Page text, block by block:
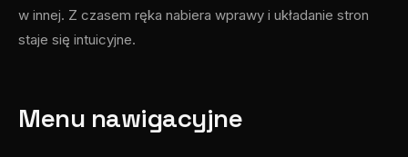
w innej. Z czasem ręka nabiera wprawy i układanie stron
staje się intuicyjne.
Menu nawigacyjne